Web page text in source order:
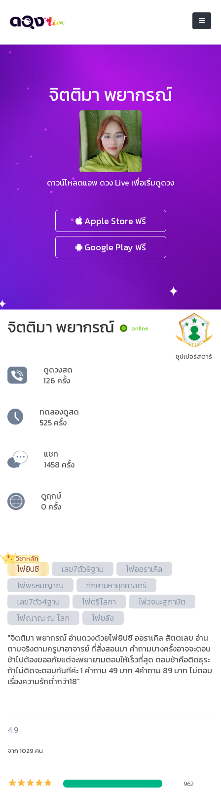
จิตติมา พยากรณ์
ดาวน์โหลดแอพ ดวง Live เพื่อเริ่มดูดวง
Apple Store ฟรี
Google Play ฟรี
จิตติมา พยากรณ์ online
ดูดวงสด
126 ครั้ง
ทดลองดูสด
525 ครั้ง
แชท
1458 ครั้ง
ดูฤกษ์
0 ครั้ง
ซุปเปอร์สตาร์
ไพ่ยิปซี เลข7ตัว9ฐาน
ไพ่ออราเคิล
ไพ่พรหมญาณ
ทักษามหายุคศาสตร์
เลข7ตัว4ฐาน
ไพ่ตรีโลกา
ไพ่วจนะ​สุภาษิต​
ไพ่ญาณ ณ โลก
ไพ่ขลัง
"จิตติมา พยากรณ์ อ่านดวงด้วยไพ่ยิปซี ออราเคิล สัตตเลข อ่าน
ตามจริงตามครูบาอาจารย์ ที่สั่งสอนมา คำถามบางครั้งอาจจะตอบ
ช้าไปต้องขออภัยแต่จะพยายามตอบให้เร็วที่สุด ตอบช้าคือติดธุระ
ถ้าไม่ติดจะตอบทันทีค่ะ 1 คำถาม 49 บาท 4คำถาม 89 บาท ไม่ตอบ
เรื่องความรักต่ำกว่า18"
4.9
จาก 1029 คน
962